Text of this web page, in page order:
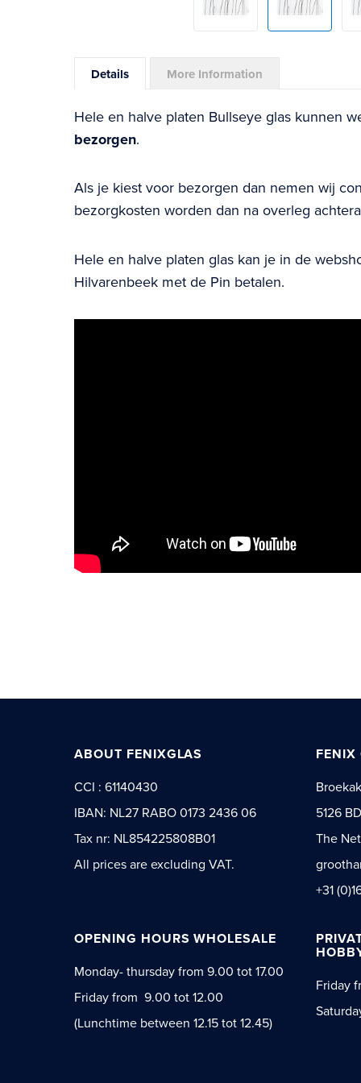
beginning
of
images
gallery
Details
Hele en halve platen Bullseye glas kunnen
bezorgen.
Als je kiest voor bezorgen dan nemen wij
bezorgkosten worden dan na overleg
Hele en halve platen glas kan je in de
Hilvarenbeek met de Pin betalen.
More Information
ABOUT FENIXGLAS
CCI : 61140430
IBAN: NL27 RABO 0173 2436 06
Tax nr: NL854225808B01
All prices are excluding VAT.
FENIX
5126
The
+31
OPENING HOURS WHOLESALE
Monday- thursday from 9.00 tot 17.00
Friday from 9.00 tot 12.00
(Lunchtime between 12.15 tot 12.45)
Friday